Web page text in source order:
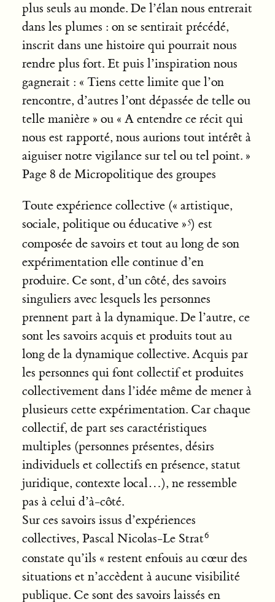
plus seuls au monde. De l’élan nous entrerait
dans les plumes : on se sentirait précédé,
inscrit dans une histoire qui pourrait nous
rendre plus fort. Et puis l’inspiration nous
gagnerait : « Tiens cette limite que l’on
rencontre, d’autres l’ont dépassée de telle ou
telle manière » ou « A entendre ce récit qui
nous est rapporté, nous aurions tout intérêt à
aiguiser notre vigilance sur tel ou tel point. »
Page 8 de Micropolitique des groupes
Toute expérience collective (« artistique,
sociale, politique ou éducative » ) est
composée de savoirs et tout au long de son
expérimentation elle continue d’en
produire. Ce sont, d’un côté, des savoirs
singuliers avec lesquels les personnes
prennent part à la dynamique. De l’autre, ce
sont les savoirs acquis et produits tout au
long de la dynamique collective. Acquis par
les personnes qui font collectif et produites
collectivement dans l’idée même de mener à
plusieurs cette expérimentation. Car chaque
collectif, de part ses caractéristiques
multiples (personnes présentes, désirs
individuels et collectifs en présence, statut
juridique, contexte local…), ne ressemble
pas à celui d’à-côté.
Sur ces savoirs issus d’expériences
collectives, Pascal Nicolas-Le Strat
constate qu’ils « restent enfouis au cœur des
situations et n’accèdent à aucune visibilité
publique. Ce sont des savoirs laissés en